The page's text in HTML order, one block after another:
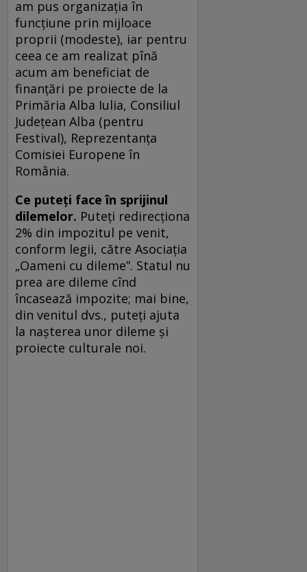
am pus organizația în
funcțiune prin mijloace
proprii (modeste), iar pentru
ceea ce am realizat pînă
acum am beneficiat de
finanțări pe proiecte de la
Primăria Alba Iulia, Consiliul
Județean Alba (pentru
Festival), Reprezentanța
Comisiei Europene în
România.
Ce puteți face în sprijinul
dilemelor. Puteți redirecționa
2% din impozitul pe venit,
conform legii, către Asociația
„Oameni cu dileme”. Statul nu
prea are dileme cînd
încasează impozite; mai bine,
din venitul dvs., puteți ajuta
la nașterea unor dileme și
proiecte culturale noi.